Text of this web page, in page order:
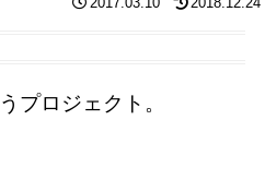
プロジェクト。